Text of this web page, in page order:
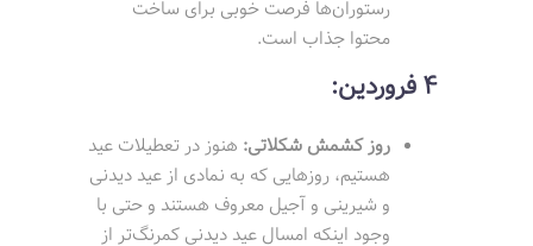
رستوران‌ها فرصت خوبی برای ساخت
محتوا جذاب است.
4 فروردین:
روز کشمش شکلاتی: هنوز در تعطیلات عید
هستیم، روزهایی که به نمادی از عید دیدنی
و شیرینی و آجیل معروف هستند و حتی با
وجود اینکه امسال عید دیدنی کمرنگ‌تر از